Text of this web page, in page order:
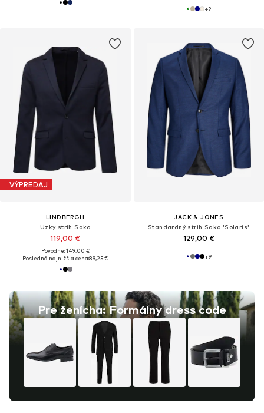
+2
VÝPREDAJ
LINDBERGH
Úzky strih Sako
119,00 €
Pôvodne: 149,00 €
Posledná najnižšia cena:89,25 €
Pre ženícha: Formálny dress code
JACK & JONES
Štandardný strih Sako 'Solaris'
129,00 €
+9